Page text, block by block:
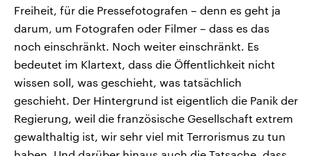
Freiheit, für die Pressefotografen – denn es geht ja
darum, um Fotografen oder Filmer – dass es das
noch einschränkt. Noch weiter einschränkt. Es
bedeutet im Klartext, dass die Öffentlichkeit nicht
wissen soll, was geschieht, was tatsächlich
geschieht. Der Hintergrund ist eigentlich die Panik der
Regierung, weil die französische Gesellschaft extrem
gewalthaltig ist, wir sehr viel mit Terrorismus zu tun